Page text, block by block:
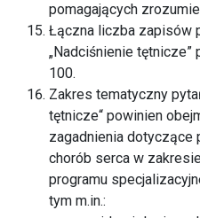
pomagających
Łączna liczba zapisów
„Nadciśnienie tętnicze”
100.
Zakres tematyczny
tętnicze“ powinien
zagadnienia
chorób serca w
programu
tym m.in.: